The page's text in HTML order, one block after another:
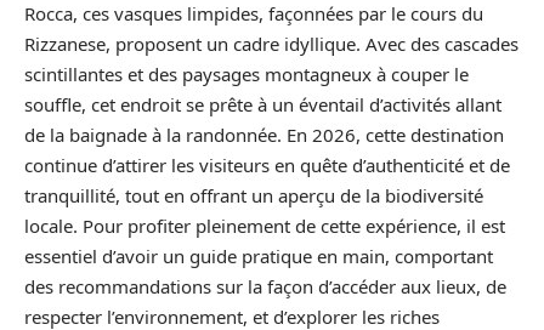
Rocca, ces vasques limpides, façonnées par le cours du
Rizzanese, proposent un cadre idyllique. Avec des cascades
scintillantes et des paysages montagneux à couper le
souffle, cet endroit se prête à un éventail d’activités allant
de la baignade à la randonnée. En 2026, cette destination
continue d’attirer les visiteurs en quête d’authenticité et de
tranquillité, tout en offrant un aperçu de la biodiversité
locale. Pour profiter pleinement de cette expérience, il est
essentiel d’avoir un guide pratique en main, comportant
des recommandations sur la façon d’accéder aux lieux, de
respecter l’environnement, et d’explorer les riches